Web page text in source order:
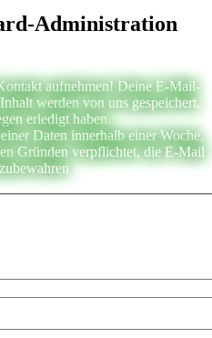
Administration
aufnehmen! Deine E-Mail-
werden von uns gespeichert,
erledigt haben.
Daten innerhalb einer Woche,
Gründen verpflichtet, die E-Mail